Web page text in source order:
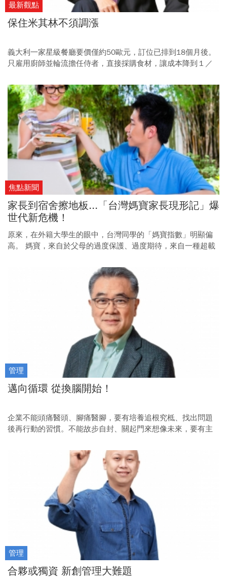
最新觀點
保住米其林不須調漲
義大利一家星級餐廳要價僅約50歐元，訂位已排到18個月後。
只雇用廚師並輪流擔任侍者，直接採購食材，讓成本降到１／
讓成本降到１／３，顛覆米其林餐廳成本和品質折衷的兩難。
焦點新聞
家長到宿舍擦地板...「台灣媽寶家長現形記」爆
世代新危機！
原來，在外籍大學生的眼中，台灣同學的「媽寶指數」明顯偏
高。 媽寶，來自於父母的過度保護、過度期待，來自一種超載
讓競爭力因此弱化。 在專家眼中，這甚至已是台灣的一項國安
管理
邁向循環 從換腦開始！
企業不能頭痛醫頭、腳痛醫腳，要有培養追根究柢、找出問題
後再行動的習慣。不能故步自封、關起門來想像未來，要有主
管理
合夥或獨資 新創管理大難題